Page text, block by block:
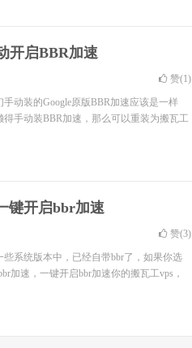
开启BBR加速
赞(1)
动装的Google原版BBR加速应该是一样
手动装BBR加速，那么可以重装为搬瓦工
键开启bbr加速
赞(3)
系统版本中，已经自带bbr了，如果你选
加速，一键开启bbr加速你的搬瓦工vps，